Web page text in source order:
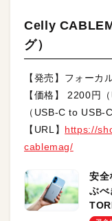
Celly
グ）
【発売】フォーカ
【価格】 2200円
（USB-C to USB-C
【URL】 https://
cablemag/
安全
ぶべ